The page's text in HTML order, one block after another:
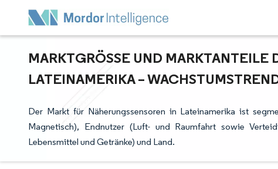
MARKTGRÖSSE UND MARKTANTEILE
ATEINAMERIKA –
Der Markt für Näherungssensoren in Lateinamerika ist
Magnetisch), Endnutzer (Luft- und Raumfahrt sowie
Lebensmittel und Getränke) und Land.